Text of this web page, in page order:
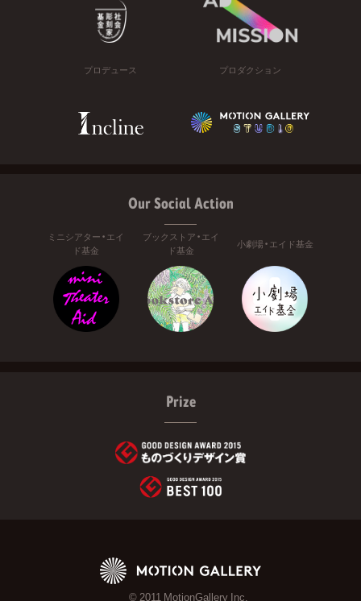
プロデュース プロダクション
Our Social Action
ミニシアター・エイ
ド基金
ブックストア・エイ
ド基金
小劇場・エイド基金
Prize
© 2011 MotionGallery Inc.